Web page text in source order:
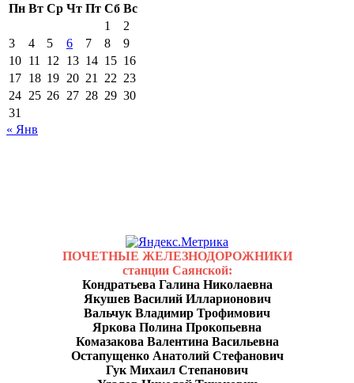
Пн Вт Ср Чт Пт Сб Вс
1
2
3
4 5 6 7 8
9
10 11 12 13 14 15 16
17 18 19 20 21 22 23
24 25 26 27 28 29 30
31
« Янв
ПОЧЕТНЫЕ ЖЕЛЕЗНОДОРОЖНИКИ
станции Саянской:
Кондратьева Галина Николаевна
Якушев Василий Илларионович
Вальчук Владимир Трофимович
Яркова Полина Прокопьевна
Комазакова Валентина Васильевна
Остапущенко Анатолий Стефанович
Гук Михаил Степанович